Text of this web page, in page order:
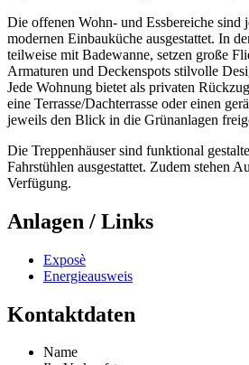
Die offenen Wohn- und Essbereiche sind
modernen Einbauküche ausgestattet. In
teilweise mit Badewanne, setzen große
Armaturen und Deckenspots stilvolle
Jede Wohnung bietet als privaten
eine Terrasse/Dachterrasse oder einen
jeweils den Blick in die Grünanlagen
Die Treppenhäuser sind funktional
Fahrstühlen ausgestattet. Zudem stehen
Verfügung.
Anlagen / Links
Exposè
Energieausweis
Kontaktdaten
Name